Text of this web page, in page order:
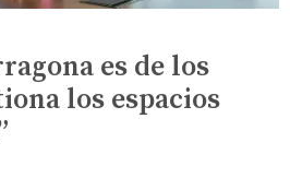
es de los
los espacios